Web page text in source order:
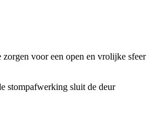
voor een open en vrolijke sfeer
stompafwerking sluit de deur